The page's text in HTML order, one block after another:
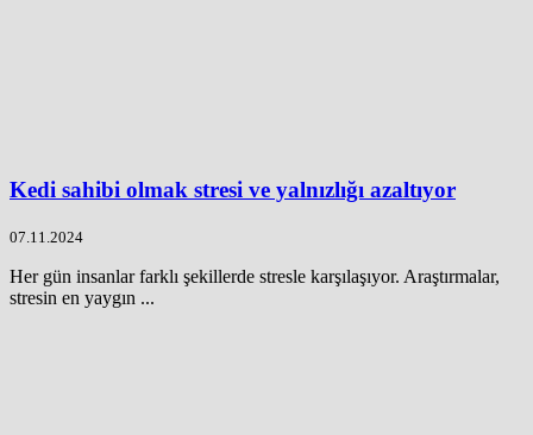
Kedi sahibi olmak stresi ve yalnızlığı azaltıyor
07.11.2024
Her gün insanlar farklı şekillerde stresle karşılaşıyor. Araştırmalar,
stresin en yaygın ...